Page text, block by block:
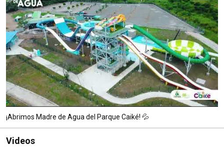
¡Abrimos Madre de Agua del Parque Caiké! 💦
Videos